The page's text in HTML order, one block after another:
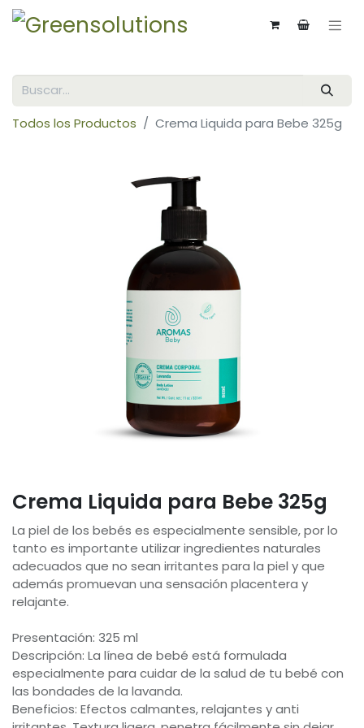
Todos los Productos Crema Liquida para Bebe 325g
Crema Liquida para Bebe 325g
La piel de los bebés es especialmente sensible, por lo
tanto es importante utilizar ingredientes naturales
adecuados que no sean irritantes para la piel y que
además promuevan una sensación placentera y
relajante.
Presentación: 325 ml
Descripción: La línea de bebé está formulada
especialmente para cuidar de la salud de tu bebé con
las bondades de la lavanda.
Beneficios: Efectos calmantes, relajantes y anti